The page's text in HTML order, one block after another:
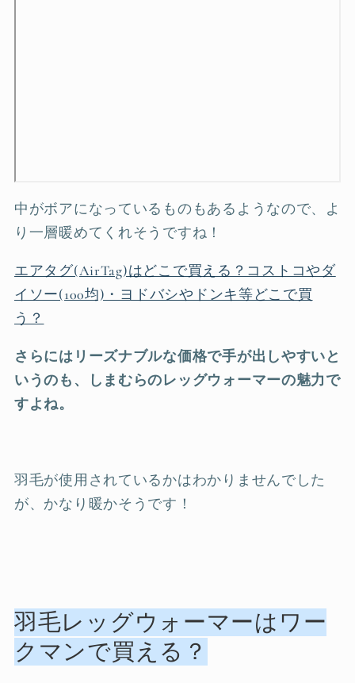
中がボアになっているものもあるようなので、よ
り一層暖めてくれそうですね！
エアタグ(AirTag)はどこで買える？コストコやダ
イソー(100均)・ヨドバシやドンキ等どこで買
う？
さらにはリーズナブルな価格で手が出しやすいと
いうのも、しまむらのレッグウォーマーの魅力で
すよね。
羽毛が使用されているかはわかりませんでした
が、かなり暖かそうです！
羽毛レッグウォーマーはワー
クマンで買える？